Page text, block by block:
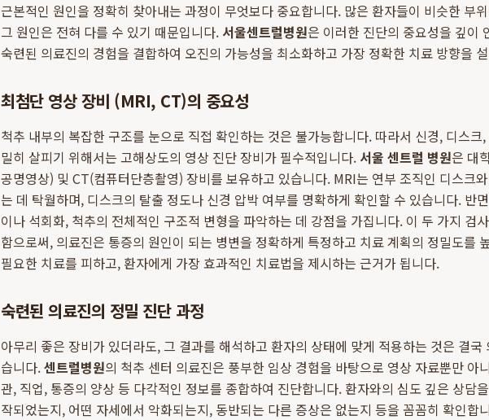
근본적인 원인을 정확히 찾아내는 과정이 무엇보다 중요합니다. 많은 환자들이 비슷한 부
그 원인은 전혀 다를 수 있기 때문입니다. 서울센트럴병원은 이러한 진단의 중요성을 깊이
숙련된 의료진의 경험을 결합하여 오진의 가능성을 최소화하고 가장 정확한 치료 방향을
최첨단 영상 장비 (MRI, CT)의 중요성
척추 내부의 복잡한 구조를 눈으로 직접 확인하는 것은 불가능합니다. 따라서 신경, 디스크
밀히 살피기 위해서는 고해상도의 영상 진단 장비가 필수적입니다. 서울 센트럴 병원은 대
공명영상) 및 CT(컴퓨터단층촬영) 장비를 보유하고 있습니다. MRI는 연부 조직인 디스크
는 데 탁월하며, 디스크의 탈출 정도나 신경 압박 여부를 명확하게 확인할 수 있습니다. 반
이나 석회화, 척추의 전체적인 구조적 변형을 파악하는 데 강점을 가집니다. 이 두 가지 검
함으로써, 의료진은 통증의 원인이 되는 병변을 정확하게 특정하고 치료 계획의 정밀도를
필요한 치료를 피하고, 환자에게 가장 효과적인 치료법을 제시하는 근거가 됩니다.
숙련된 의료진의 정밀 진단 과정
아무리 좋은 장비가 있더라도, 그 결과를 해석하고 환자의 상태에 맞게 적용하는 것은 결국
습니다.센트럴병원의 척추 센터 의료진은 풍부한 임상 경험을 바탕으로 영상 자료뿐만 아
관, 직업, 통증의 양상 등 다각적인 정보를 종합하여 진단합니다. 환자와의 심도 깊은 상담
작되었는지, 어떤 자세에서 악화되는지, 동반되는 다른 증상은 없는지 등을 꼼꼼히 확인합